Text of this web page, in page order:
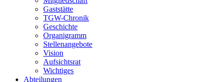
Gaststätte
TGW-Chronik
Geschichte
Organigramm
Stellenangebote
Vision
Aufsichtsrat
Wichtiges
Abteilungen